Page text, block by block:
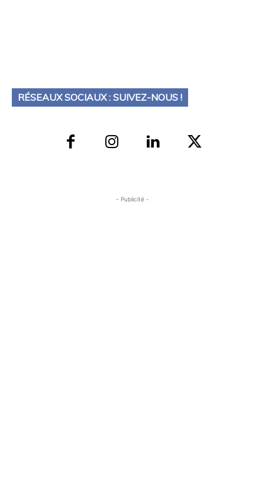
RÉSEAUX SOCIAUX : SUIVEZ-NOUS !
- Publicité -